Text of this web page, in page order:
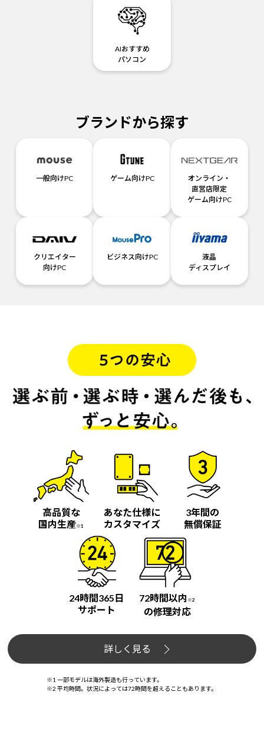
AIおすすめ
パソコン
ブランドから探す
一般向けPC ゲーム向けPC
オンライン・
直営店限定
ゲーム向けPC
クリエイター
向けPC
ビジネス向けPC
液晶
ディスプレイ
高品質な
国内生産※1
あなた仕様に
カスタマイズ
3年間の
無償保証
24時間365日
サポート
72時間以内 ※2
の修理対応
詳しく見る
※1 一部モデルは海外製造も行っています。
※2 平均時間。状況によっては72時間を超えることもあります。